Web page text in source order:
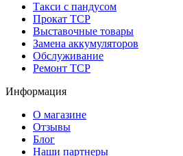
Такси с пандусом
Прокат ТСР
Выставочные товары
Замена аккумуляторов
Обслуживание
Ремонт ТСР
Информация
О магазине
Отзывы
Блог
Наши партнеры